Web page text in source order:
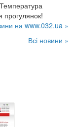
прогулянок!
на www.032.ua »
Всі новини »